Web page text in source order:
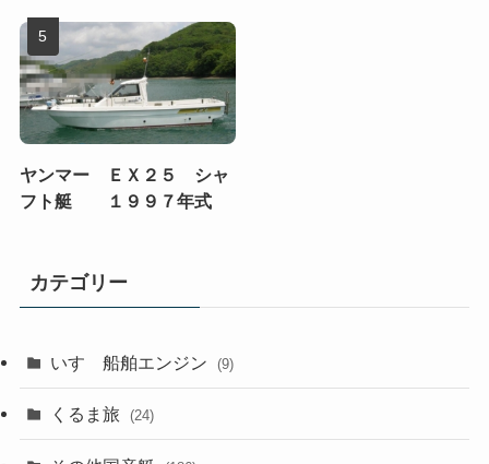
ヤンマー ＥＸ２５ シャ
フト艇 １９９７年式
カテゴリー
いすゞ船舶エンジン (9)
くるま旅 (24)